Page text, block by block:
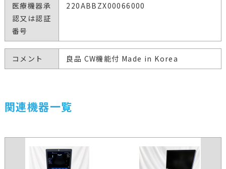
医療機器承
認又は認証
番号
220ABBZX00066000
コメント 良品 CW機能付 Made in Korea
関連機器一覧